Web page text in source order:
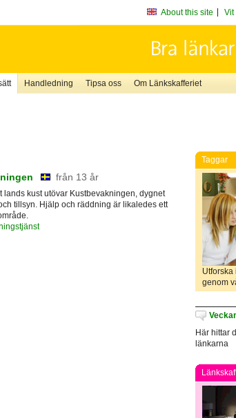
About this site Vit
Handledning Tipsa oss Om Länkskafferiet
från 13 år
lands kust utövar Kustbevakningen, dygnet
tillsyn. Hjälp och räddning är likaledes ett
Taggar
genom
Här hittar
länkarna